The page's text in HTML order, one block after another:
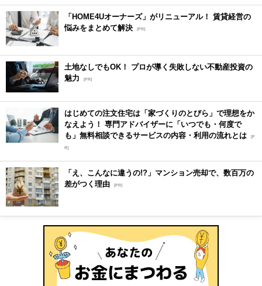
「HOME4Uオーナーズ」がリニューアル！ 賃貸経営の
悩みをまとめて解決 [PR]
土地なしでもOK！ プロが導く失敗しない不動産投資の
魅力
[PR]
はじめての注文住宅は「家づくりのとびら」で理想をか
なえよう！ 専門アドバイザーに「いつでも・何度で
も」無料相談できるサービスの内容・利用の流れとは [P
R]
「え、こんなに違うの!?」マンション売却で、数百万の
差がつく理由 [PR]